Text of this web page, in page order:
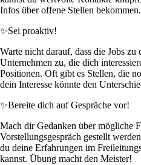
Infos über offene Stellen bekommen.
✨Sei proaktiv!
Warte nicht darauf, dass die Jobs
Unternehmen zu, die dich
Positionen. Oft gibt es Stellen, die
dein Interesse könnte den
✨Bereite dich auf Gespräche vor!
Mach dir Gedanken über mögliche
Vorstellungsgespräch gestellt
du deine Erfahrungen im
kannst. Übung macht den Meister!